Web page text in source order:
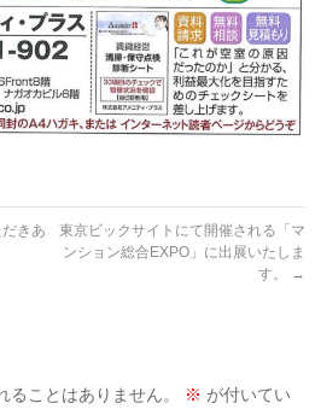
きあ
東京ビックサイトにて開催される「マ
ンション総合EXPO」に出展いたしま
す。
→
ることはありません。 ※ が付いてい